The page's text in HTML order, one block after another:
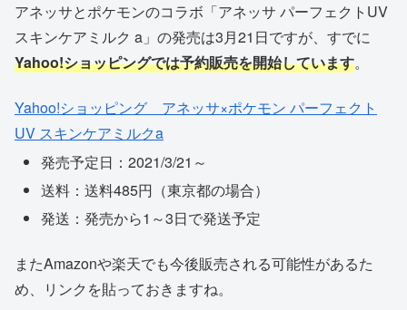
アネッサとポケモンのコラボ「アネッサ パーフェクトUV
スキンケアミルク a」の発売は3月21日ですが、すでに
Yahoo!ショッピングでは予約販売を開始しています。
Yahoo!ショッピング アネッサ×ポケモン パーフェクト
UV スキンケアミルクa
発売予定日：2021/3/21～
送料：送料485円（東京都の場合）
発送：発売から1～3日で発送予定
またAmazonや楽天でも今後販売される可能性があるた
め、リンクを貼っておきますね。